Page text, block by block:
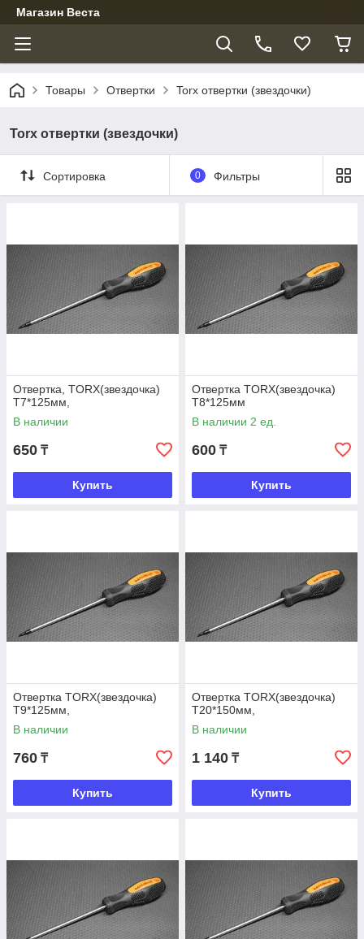
Магазин Веста
Товары Отвертки Torx отвертки (звездочки)
Torx отвертки (звездочки)
Сортировка 0 Фильтры
Отвертка, TORX(звездочка)
Т7*125мм,
В наличии
650 ₸
Купить
Отвертка TORX(звездочка)
Т8*125мм
В наличии 2 ед.
600 ₸
Купить
Отвертка TORX(звездочка)
Т9*125мм,
В наличии
760 ₸
Купить
Отвертка TORX(звездочка)
Т20*150мм,
В наличии
1 140 ₸
Купить